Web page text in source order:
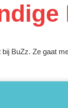
BuZz. Ze gaat